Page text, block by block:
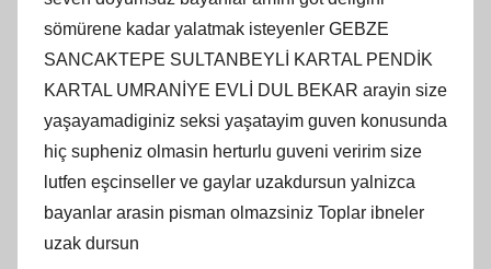
sömürene kadar yalatmak isteyenler GEBZE
SANCAKTEPE SULTANBEYLİ KARTAL PENDİK
KARTAL UMRANİYE EVLİ DUL BEKAR arayin size
yaşayamadiginiz seksi yaşatayim guven konusunda
hiç supheniz olmasin herturlu guveni veririm size
lutfen eşcinseller ve gaylar uzakdursun yalnizca
bayanlar arasin pisman olmazsiniz Toplar ibneler
uzak dursun